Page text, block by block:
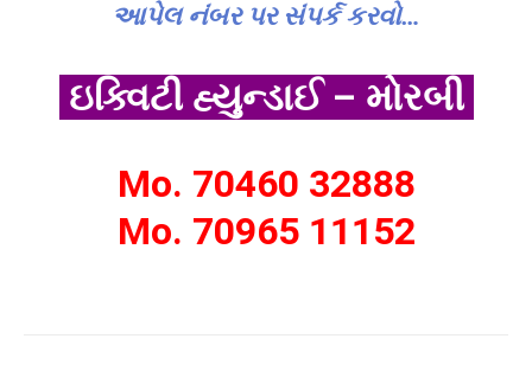
આપેલ નંબર પર સંપર્ક કરવો…
ઇક્વિટી હ્યુન્ડાઈ – મોરબી
Mo. 70460 32888
Mo. 70965 11152